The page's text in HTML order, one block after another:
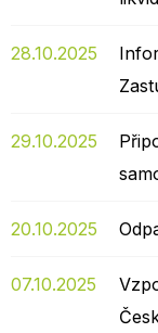
28.10.2025
29.10.2025
20.10.2025
07.10.2025